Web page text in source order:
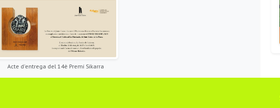
Acte d'entrega del 14è Premi Sikarra